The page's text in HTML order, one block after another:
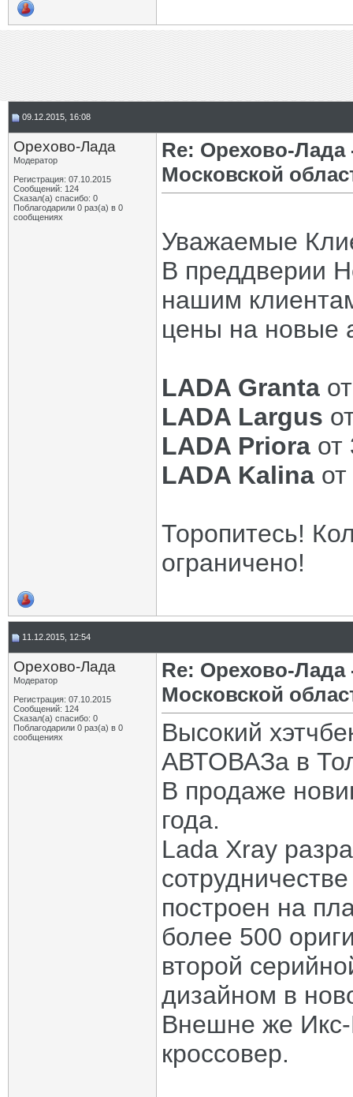
09.12.2015, 16:08
Орехово-Лада
Модератор
Регистрация: 07.10.2015
Сообщений: 124
Сказал(а) спасибо: 0
Поблагодарили 0 раз(а) в 0
сообщениях
Re: Орехово-
Московской
Уважаемые
В преддверии
нашим
цены на новые
LADA Granta
LADA Largus
LADA Priora от
LADA Kalina
Торопитесь!
ограничено!
11.12.2015, 12:54
Орехово-Лада
Модератор
Регистрация: 07.10.2015
Сообщений: 124
Сказал(а) спасибо: 0
Поблагодарили 0 раз(а) в 0
сообщениях
Re: Орехово-
Московской
Высокий
АВТОВАЗа в
В продаже
года.
Lada Xray
построен на
более 500
второй
дизайном в
Внешне же Икс-
кроссовер.